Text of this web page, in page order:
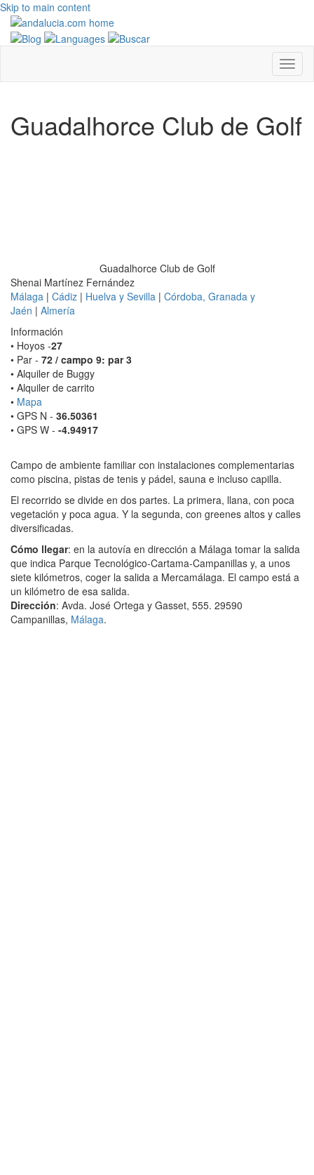
Skip to main content
Guadalhorce Club de Golf
Guadalhorce Club de Golf
Shenai Martínez Fernández
Málaga | Cádiz | Huelva y Sevilla | Córdoba, Granada y
Jaén | Almería
Información
• Hoyos -27
• Par - 72 / campo 9: par 3
• Alquiler de Buggy
• Alquiler de carrito
• Mapa
• GPS N - 36.50361
• GPS W - -4.94917
Campo de ambiente familiar con instalaciones complementarias
como piscina, pistas de tenis y pádel, sauna e incluso capilla.
El recorrido se divide en dos partes. La primera, llana, con poca
vegetación y poca agua. Y la segunda, con greenes altos y calles
diversificadas.
Cómo llegar: en la autovía en dirección a Málaga tomar la salida
que indica Parque Tecnológico-Cartama-Campanillas y, a unos
siete kilómetros, coger la salida a Mercamálaga. El campo está a
un kilómetro de esa salida.
Dirección: Avda. José Ortega y Gasset, 555. 29590
Campanillas, Málaga.